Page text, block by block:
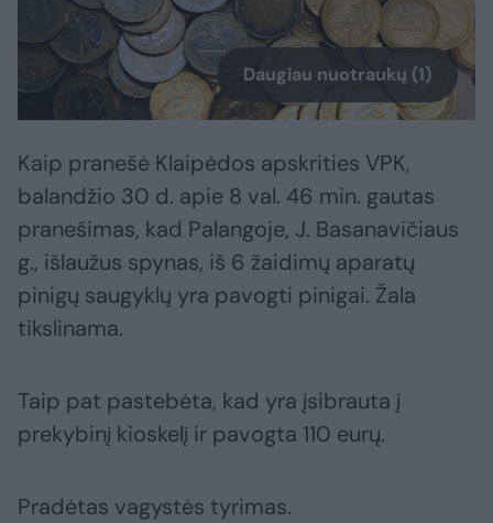
Daugiau nuotraukų (1)
Kaip pranešė Klaipėdos apskrities VPK,
balandžio 30 d. apie 8 val. 46 min. gautas
pranešimas, kad Palangoje, J. Basanavičiaus
g., išlaužus spynas, iš 6 žaidimų aparatų
pinigų saugyklų yra pavogti pinigai. Žala
tikslinama.
Taip pat pastebėta, kad yra įsibrauta į
prekybinį kioskelį ir pavogta 110 eurų.
Pradėtas vagystės tyrimas.